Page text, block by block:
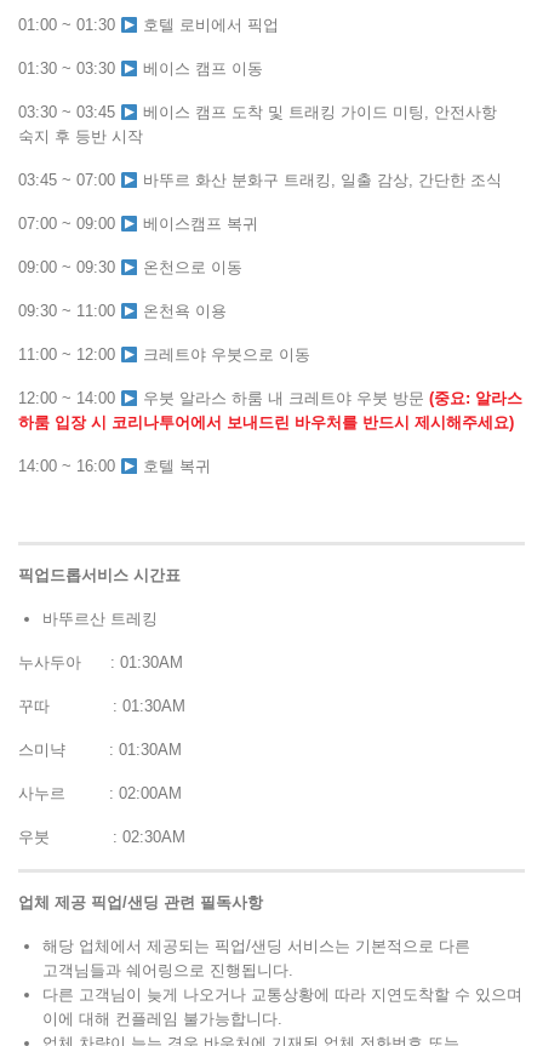
01:00 ~ 01:30 호텔 로비에서 픽업
01:30 ~ 03:30 베이스 캠프 이동
03:30 ~ 03:45
베이스 캠프 도착 및 트래킹 가이드 미팅, 안전사항
숙지 후 등반 시작
03:45 ~ 07:00 바뚜르 화산 분화구 트래킹, 일출 감상, 간단한 조식
07:00 ~ 09:00 베이스캠프 복귀
09:00 ~ 09:30 온천으로 이동
09:30 ~ 11:00 온천욕 이용
11:00 ~ 12:00 크레트야 우붓으로 이동
12:00 ~ 14:00 우붓 알라스 하룸 내 크레트야 우붓 방문 (중요: 알라스
하룸 입장 시 코리나투어에서 보내드린 바우처를 반드시 제시해주세요)
14:00 ~ 16:00 호텔 복귀
픽업드롭서비스 시간표
바뚜르산 트레킹
누사두아 : 01:30AM
꾸따 : 01:30AM
스미냑 : 01:30AM
사누르 : 02:00AM
우붓 : 02:30AM
업체 제공 픽업/샌딩 관련 필독사항
해당 업체에서 제공되는 픽업/샌딩 서비스는 기본적으로 다른
고객님들과 쉐어링으로 진행됩니다.
다른 고객님이 늦게 나오거나 교통상황에 따라 지연도착할 수 있으며
이에 대해 컨플레임 불가능합니다.